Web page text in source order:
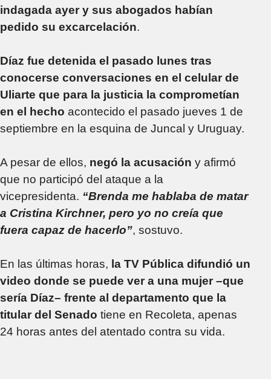
indagada ayer y sus abogados habían
pedido su excarcelación.
Díaz fue detenida el pasado lunes tras
conocerse conversaciones en el celular de
Uliarte que para la justicia la comprometían
en el hecho acontecido el pasado jueves 1 de
septiembre en la esquina de Juncal y Uruguay.
A pesar de ellos, negó la acusación y afirmó
que no participó del ataque a la
vicepresidenta. “Brenda me hablaba de matar
a Cristina Kirchner, pero yo no creía que
fuera capaz de hacerlo”, sostuvo.
En las últimas horas, la TV Pública difundió un
video donde se puede ver a una mujer –que
sería Díaz– frente al departamento que la
titular del Senado tiene en Recoleta, apenas
24 horas antes del atentado contra su vida.